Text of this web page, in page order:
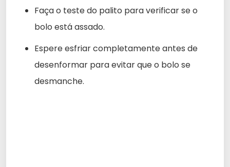
Faça o teste do palito para verificar se o
bolo está assado.
Espere esfriar completamente antes de
desenformar para evitar que o bolo se
desmanche.